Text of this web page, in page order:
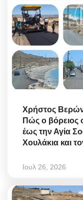
Χρήστος
Πώς ο βόρειος
έως την Αγία
Χουλάκια και
Ιουλ 26, 2026